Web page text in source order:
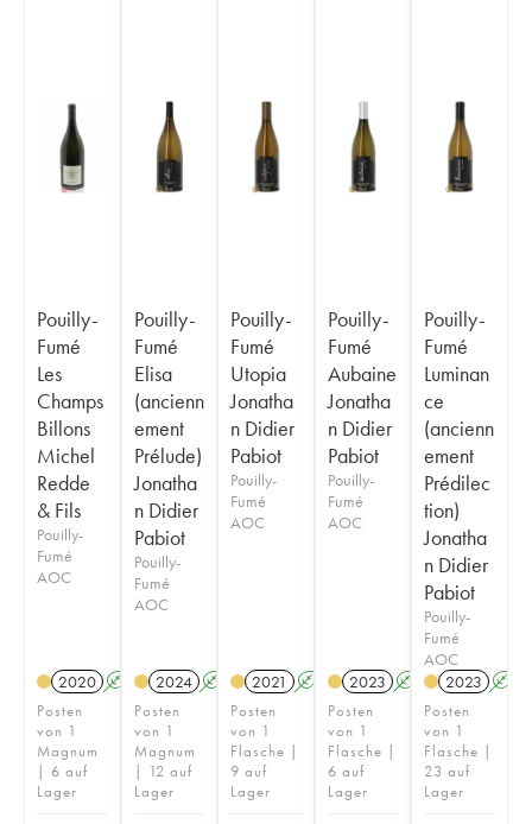
Pouilly-
Fumé
Les
Champs
Billons
Michel
Redde
& Fils
Pouilly-
Fumé
AOC
2020 A
Posten
von 1
Magnum
| 6 auf
Lager
Pouilly-
Fumé
Elisa
(ancienn
ement
Prélude)
Jonatha
n Didier
Pabiot
Pouilly-
Fumé
AOC
2024 A
Posten
von 1
Magnum
| 12 auf
Lager
Pouilly-
Fumé
Utopia
Jonatha
n Didier
Pabiot
Pouilly-
Fumé
AOC
2021 A
Posten
von 1
Flasche |
9 auf
Lager
Pouilly-
Fumé
Aubaine
Jonatha
n Didier
Pabiot
Pouilly-
Fumé
AOC
2023 A
Posten
von 1
Flasche |
6 auf
Lager
Pouilly-
Fumé
Luminan
ce
(ancienn
ement
Prédilec
tion)
Jonatha
n Didier
Pabiot
Pouilly-
Fumé
AOC
2023 A
Posten
von 1
Flasche |
23 auf
Lager